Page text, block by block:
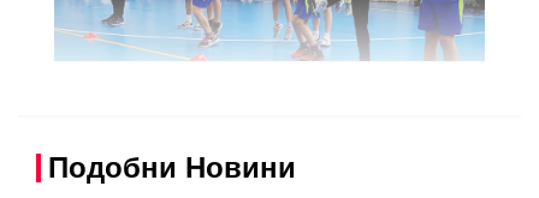
Подобни Новини